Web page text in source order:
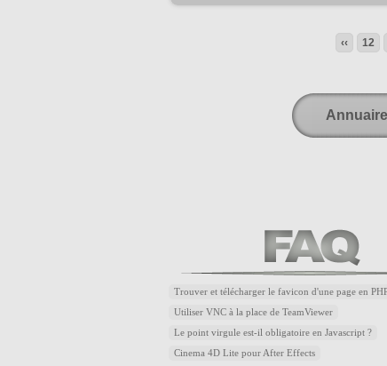
‹‹ 12
Annuaire
Trouver et télécharger le favicon d'une page en
Utiliser VNC à la place de TeamViewer
Le point virgule est-il obligatoire en Javascript ?
Cinema 4D Lite pour After Effects